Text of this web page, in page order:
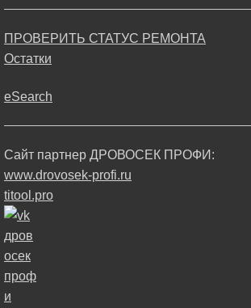
ПРОВЕРИТЬ СТАТУС РЕМОНТА
Остатки
eSearch
Сайт партнер ДРОВОСЕК ПРОФИ:
www.drovosek-profi.ru
titool.pro